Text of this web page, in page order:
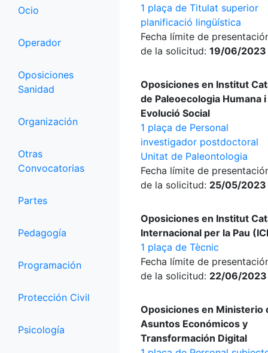
Ocio
Operador
Oposiciones
Sanidad
Organización
Otras
Convocatorias
Partes
Pedagogía
Programación
Protección Civil
Psicología
1 plaça de Titulat superior
planificació lingüística
Fecha límite de
de la solicitud: 19/06/2023
Oposiciones en Institut
de Paleoecologia Humana i
Evolució Social
1 plaça de Personal
investigador postdoctoral
Unitat de Paleontologia
Fecha límite de
de la solicitud: 25/05/2023
Oposiciones en Institut
Internacional per la Pau
1 plaça de Tècnic
Fecha límite de
de la solicitud: 22/06/2023
Oposiciones en Ministerio
Asuntos Económicos y
Transformación Digital